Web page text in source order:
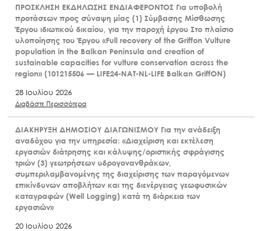
ΠΡΟΣΚΛΗΣΗ ΕΚΔΗΛΩΣΗΣ ΕΝΔΙΑΦΕΡΟΝΤΟΣ Για υποβολή
προτάσεων προς σύναψη μίας (1) Σύμβασης Μίσθωσης
Έργου ιδιωτικού δικαίου, για την παροχή έργου Στο πλαίσιο
υλοποίησης του Έργου «Full recovery of the Griffon Vulture
population in the Balkan Peninsula and creation of
sustainable capacities for vulture conservation across the
region» (101215506 — LIFE24-NAT-NL-LIFE Balkan GriffON)
28 Ιουλίου 2026
Διαβάστε Περισσότερα
ΔΙΑΚΗΡΥΞΗ ΔΗΜΟΣΙΟΥ ΔΙΑΓΩΝΙΣΜΟΥ Για την ανάδειξη
αναδόχου για την υπηρεσία: «Διαχείριση και εκτέλεση
εργασιών διάτρησης και κάλυψης/οριστικής σφράγισης
τριών (3) γεωτρήσεων υδρογονανθράκων,
συμπεριλαμβανομένης της διαχείρισης των παραγόμενων
επικίνδυνων αποβλήτων και της διενέργειας γεωφυσικών
καταγραφών (Well Logging) κατά τη διάρκεια των
εργασιών»
20 Ιουλίου 2026